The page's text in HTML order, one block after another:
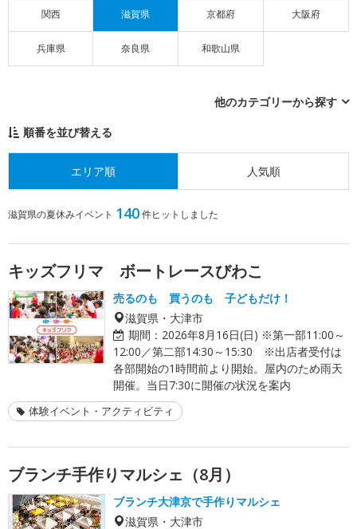
関西 滋賀県 京都府 大阪府
兵庫県 奈良県 和歌山県
他のカテゴリーから探す
順番を並び替える
エリア順 人気順
滋賀県の夏休みイベント 140件ヒットしました
キッズフリマ ボートレースびわこ
売るのも 買うのも 子どもだけ！
滋賀県・大津市
期間： 2026年8月16日(日) ※第一部11:00～
12:00／第二部14:30～15:30 ※出店者受付は
各部開始の1時間前より開始。屋内のため雨天
開催。当日7:30に開催の状況を案内
体験イベント・アクティビティ
ブランチ手作りマルシェ（8月）
ブランチ大津京で手作りマルシェ
滋賀県・大津市